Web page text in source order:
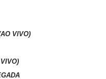
VIVO)